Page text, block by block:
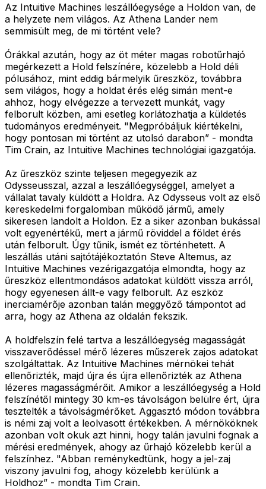
Az Intuitive Machines leszállóegysége a Holdon van, de
a helyzete nem világos. Az Athena Lander nem
semmisült meg, de mi történt vele?
Órákkal azután, hogy az öt méter magas robotűrhajó
megérkezett a Hold felszínére, közelebb a Hold déli
pólusához, mint eddig bármelyik űreszköz, továbbra
sem világos, hogy a holdat érés elég simán ment-e
ahhoz, hogy elvégezze a tervezett munkát, vagy
felborult közben, ami esetleg korlátozhatja a küldetés
tudományos eredményeit. "Megpróbáljuk kiértékelni,
hogy pontosan mi történt az utolsó darabon” - mondta
Tim Crain, az Intuitive Machines technológiai igazgatója.
Az űreszköz szinte teljesen megegyezik az
Odysseusszal, azzal a leszállóegységgel, amelyet a
vállalat tavaly küldött a Holdra. Az Odysseus volt az első
kereskedelmi forgalomban működő jármű, amely
sikeresen landolt a Holdon. Ez a siker azonban bukással
volt egyenértékű, mert a jármű röviddel a földet érés
után felborult. Úgy tűnik, ismét ez történhetett. A
leszállás utáni sajtótájékoztatón Steve Altemus, az
Intuitive Machines vezérigazgatója elmondta, hogy az
űreszköz ellentmondásos adatokat küldött vissza arról,
hogy egyenesen állt-e vagy felborult. Az eszköz
inerciamérője azonban talán meggyőző támpontot ad
arra, hogy az Athena az oldalán fekszik.
A holdfelszín felé tartva a leszállóegység magasságát
visszaverődéssel mérő lézeres műszerek zajos adatokat
szolgáltattak. Az Intuitive Machines mérnökei tehát
ellenőrizték, majd újra és újra ellenőrizték az Athena
lézeres magasságmérőit. Amikor a leszállóegység a Hold
felszínétől mintegy 30 km-es távolságon belülre ért, újra
tesztelték a távolságmérőket. Aggasztó módon továbbra
is némi zaj volt a leolvasott értékekben. A mérnököknek
azonban volt okuk azt hinni, hogy talán javulni fognak a
mérési eredmények, ahogy az űrhajó közelebb kerül a
felszínhez. "Abban reménykedtünk, hogy a jel-zaj
viszony javulni fog, ahogy közelebb kerülünk a
Holdhoz” - mondta Tim Crain.